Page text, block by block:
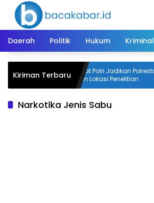
Langsung
konten
Daerah
Politik Hukum Kriminal
Kiriman TerbaruSTIK Lemdiklat Polri Jadikan Polresta
Banjarmasin Lokasi Penelitian
Narkotika Jenis Sabu